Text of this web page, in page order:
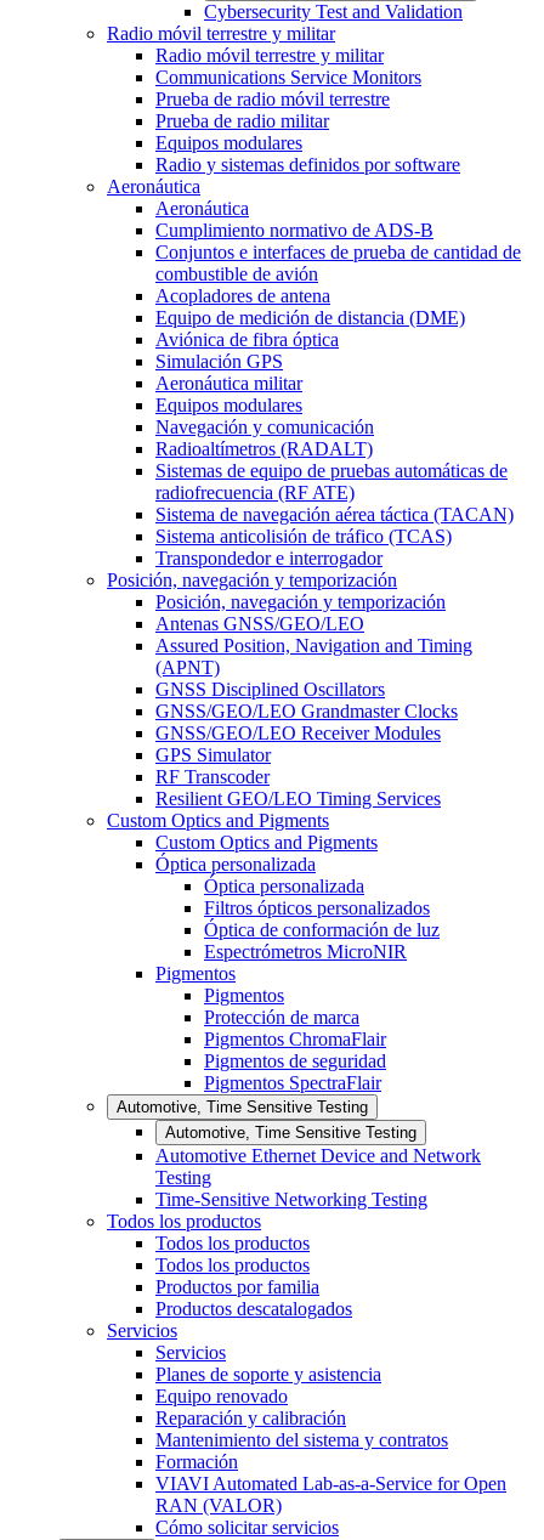
Cybersecurity Test and Validation
Radio móvil terrestre y militar
Radio móvil terrestre y militar
Communications Service Monitors
Prueba de radio móvil terrestre
Prueba de radio militar
Equipos modulares
Radio y sistemas definidos por software
Aeronáutica
Aeronáutica
Cumplimiento normativo de ADS-B
Conjuntos e interfaces de prueba de cantidad de
combustible de avión
Acopladores de antena
Equipo de medición de distancia (DME)
Aviónica de fibra óptica
Simulación GPS
Aeronáutica militar
Equipos modulares
Navegación y comunicación
Radioaltímetros (RADALT)
Sistemas de equipo de pruebas automáticas de
radiofrecuencia (RF ATE)
Sistema de navegación aérea táctica (TACAN)
Sistema anticolisión de tráfico (TCAS)
Transpondedor e interrogador
Posición, navegación y temporización
Posición, navegación y temporización
Antenas GNSS/GEO/LEO
Assured Position, Navigation and Timing
(APNT)
GNSS Disciplined Oscillators
GNSS/GEO/LEO Grandmaster Clocks
GNSS/GEO/LEO Receiver Modules
GPS Simulator
RF Transcoder
Resilient GEO/LEO Timing Services
Custom Optics and Pigments
Custom Optics and Pigments
Óptica personalizada
Óptica personalizada
Filtros ópticos personalizados
Óptica de conformación de luz
Espectrómetros MicroNIR
Pigmentos
Pigmentos
Protección de marca
Pigmentos ChromaFlair
Pigmentos de seguridad
Pigmentos SpectraFlair
Automotive, Time Sensitive Testing
Automotive, Time Sensitive Testing
Automotive Ethernet Device and Network
Testing
Time-Sensitive Networking Testing
Todos los productos
Todos los productos
Todos los productos
Productos por familia
Productos descatalogados
Servicios
Servicios
Planes de soporte y asistencia
Equipo renovado
Reparación y calibración
Mantenimiento del sistema y contratos
Formación
VIAVI Automated Lab-as-a-Service for Open
RAN (VALOR)
Cómo solicitar servicios